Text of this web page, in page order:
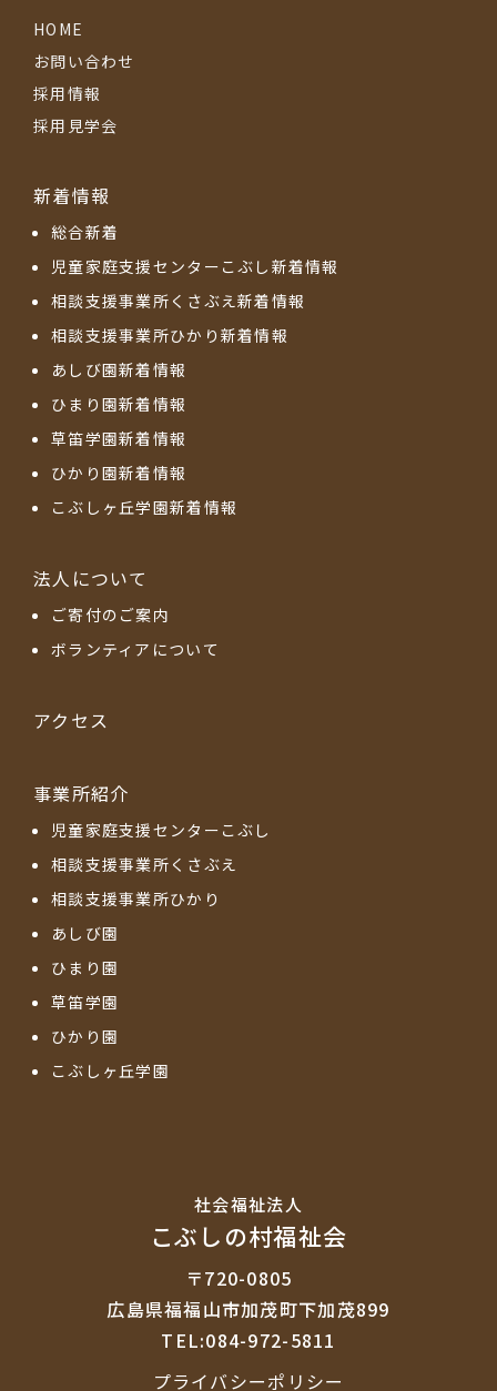
HOME
お問い合わせ
採用情報
採用見学会
新着情報
総合新着
児童家庭支援センターこぶし新着情報
相談支援事業所くさぶえ新着情報
相談支援事業所ひかり新着情報
あしび園新着情報
ひまり園新着情報
草笛学園新着情報
ひかり園新着情報
こぶしヶ丘学園新着情報
法人について
ご寄付のご案内
ボランティアについて
アクセス
事業所紹介
児童家庭支援センターこぶし
相談支援事業所くさぶえ
相談支援事業所ひかり
あしび園
ひまり園
草笛学園
ひかり園
こぶしヶ丘学園
社会福祉法⼈
こぶしの村福祉会
〒720-0805
広島県福福山市加茂町下加茂899
TEL:084-972-5811
プライバシーポリシー